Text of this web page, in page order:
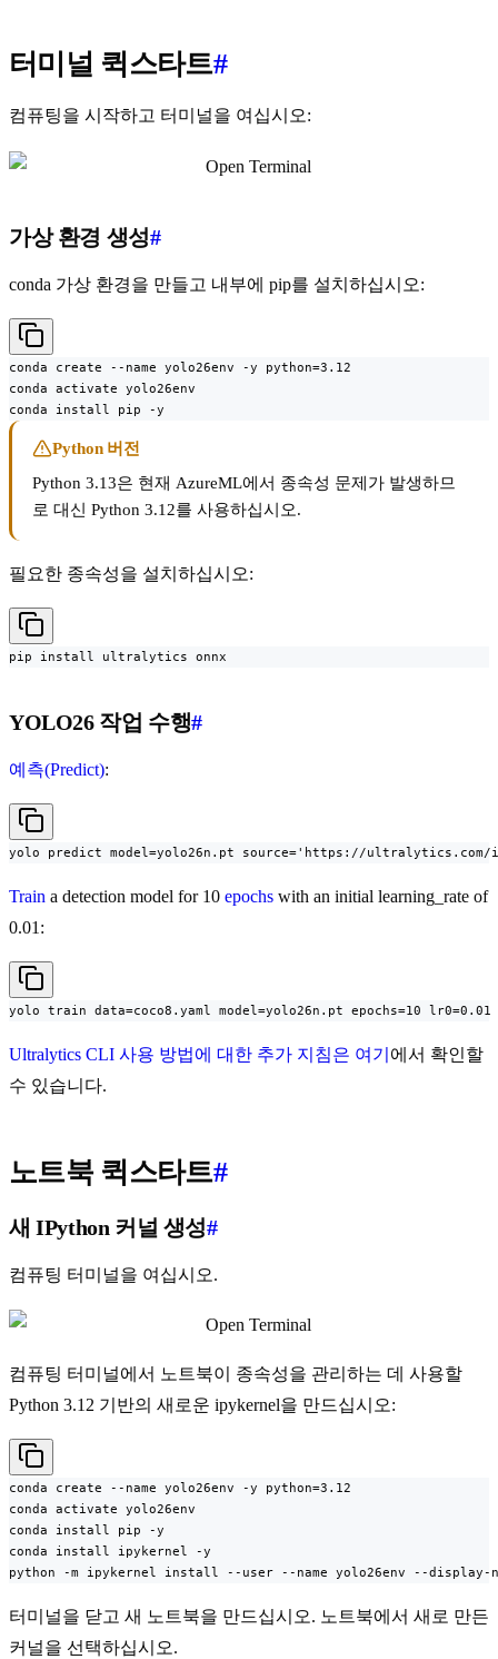
터미널 퀵스타트#
컴퓨팅을 시작하고 터미널을 여십시오:
가상 환경 생성#
conda 가상 환경을 만들고 내부에 pip를 설치하십시오:
conda create --name yolo26env -y python=3.12
conda activate yolo26env
conda install pip -y
Python 버전
Python 3.13은 현재 AzureML에서 종속성 문제가 발생하므
로 대신 Python 3.12를 사용하십시오.
필요한 종속성을 설치하십시오:
pip install ultralytics onnx
YOLO26 작업 수행#
예측(Predict):
yolo predict model=yolo26n.pt source='https://ultralytics.com/
Train a detection model for 10 epochs with an initial learning_rate of
0.01:
yolo train data=coco8.yaml model=yolo26n.pt epochs=10 lr0=0.01
Ultralytics CLI 사용 방법에 대한 추가 지침은 여기 에서 확인할
수 있습니다.
노트북 퀵스타트#
새 IPython 커널 생성#
컴퓨팅 터미널을 여십시오.
컴퓨팅 터미널에서 노트북이 종속성을 관리하는 데 사용할
Python 3.12 기반의 새로운 ipykernel을 만드십시오:
conda create --name yolo26env -y python=3.12
conda activate yolo26env
conda install pip -y
conda install ipykernel -y
python -m ipykernel install --user --name yolo26env --display-
터미널을 닫고 새 노트북을 만드십시오. 노트북에서 새로 만든
커널을 선택하십시오.